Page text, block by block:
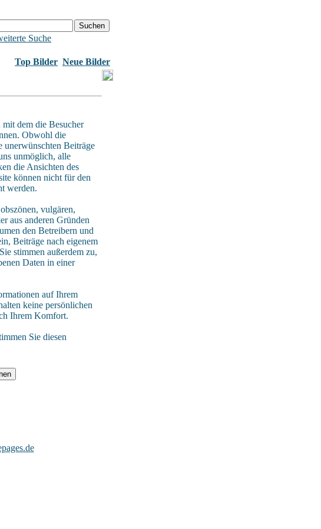
Suche
Top Bilder Neue Bilder
dem die Besucher
Obwohl die
unerwünschten Beiträge
unmöglich, alle
die Ansichten des
können nicht für den
werden.
vulgären,
aus anderen Gründen
den Betreibern und
Beiträge nach eigenem
stimmen außerdem zu,
Daten in einer
auf Ihrem
keine persönlichen
Ihrem Komfort.
Sie diesen